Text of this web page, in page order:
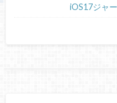
iOS17ジャ